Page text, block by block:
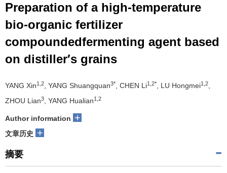
Preparation of a high-temperature
bio-organic fertilizer
compoundedfermenting agent based
on distiller′s grains
YANG Xin1,2 , YANG Shuangquan3* , CHEN Li1,2* , LU Hongmei1,2
ZHOU Lian3 , YANG Hualian1,2
Author information +
文章历史 +
摘要